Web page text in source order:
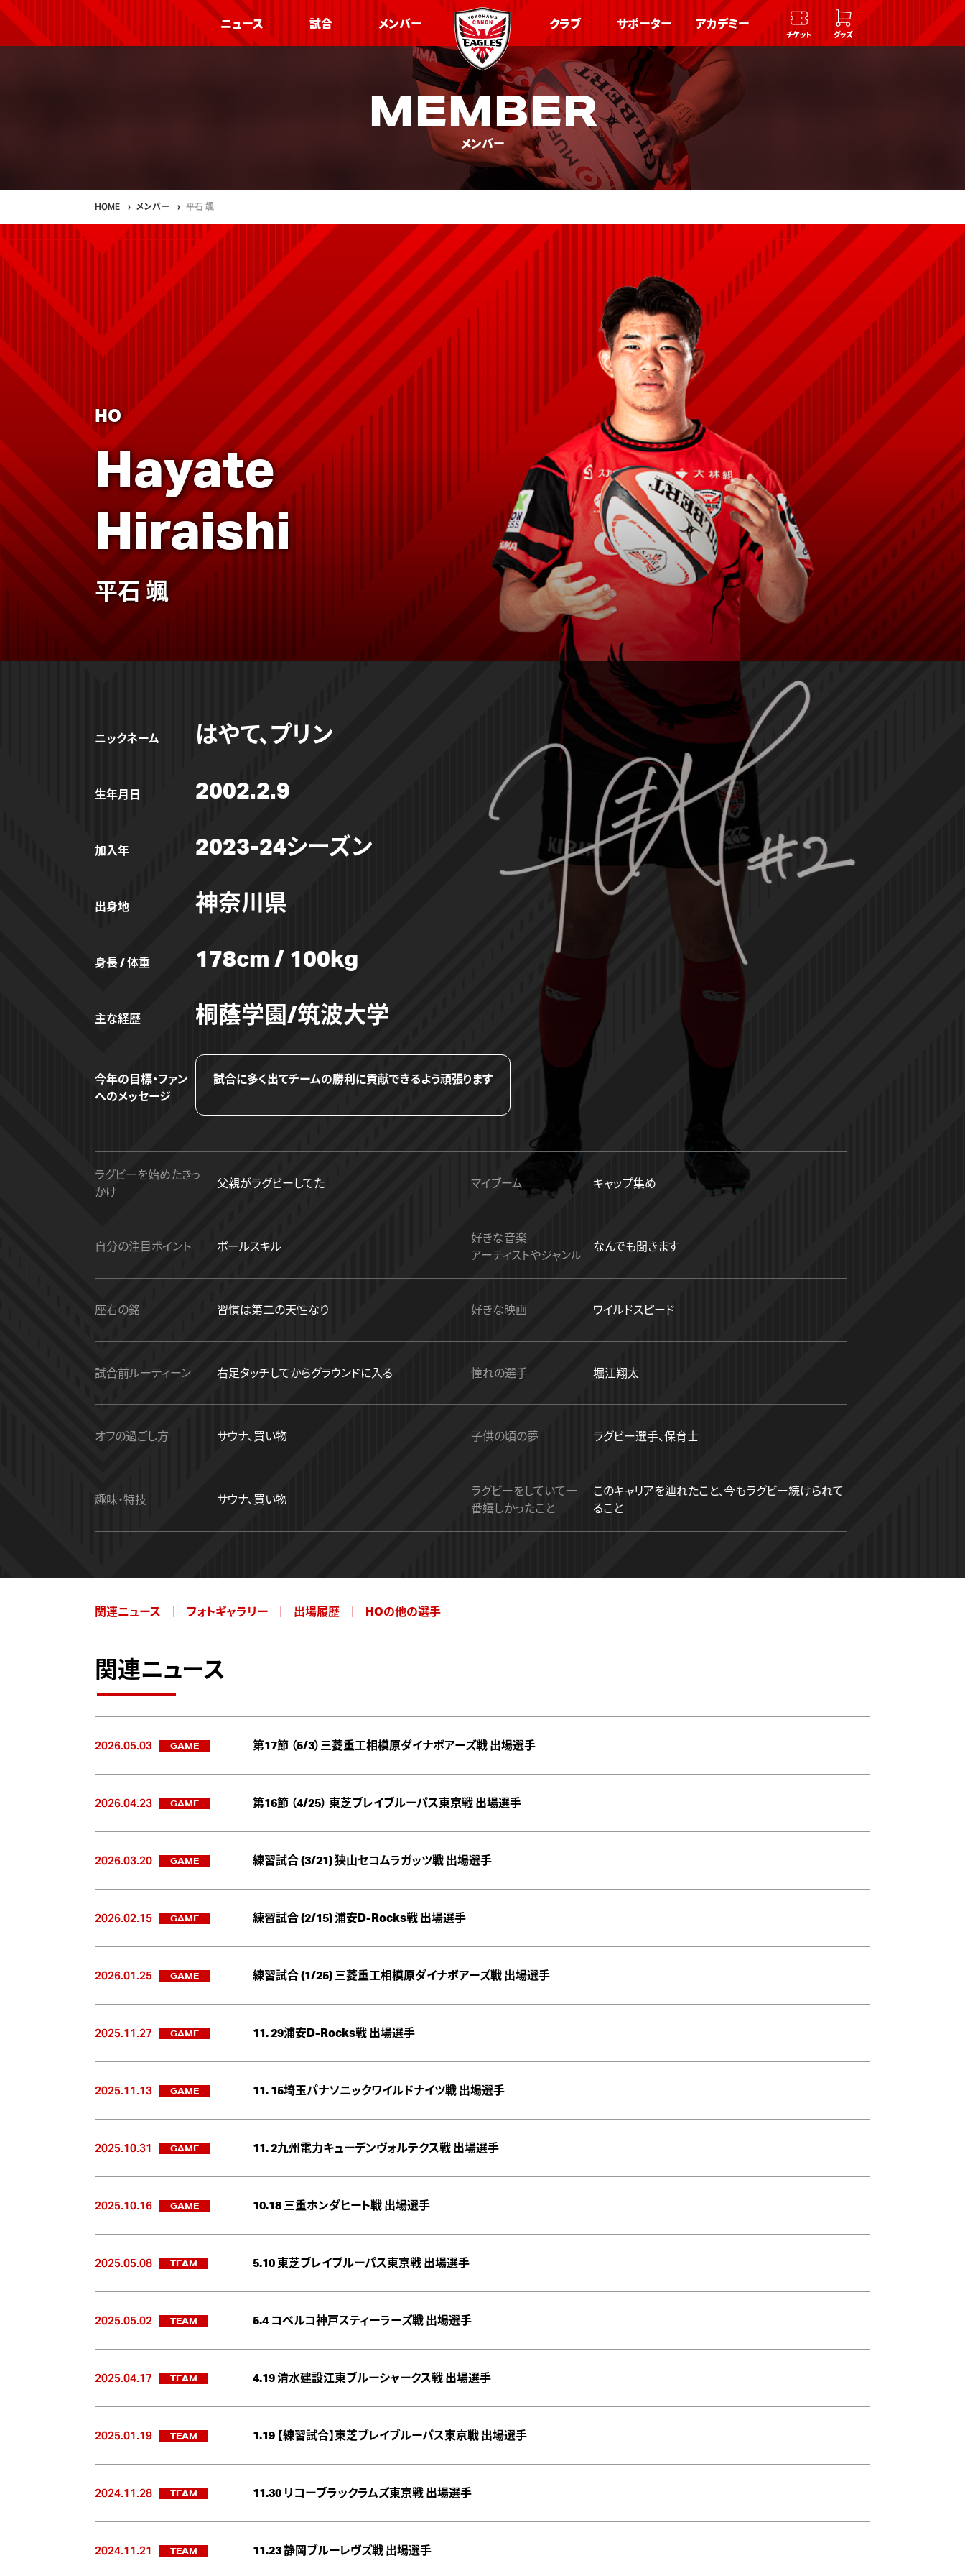
ニュース 試合 メンバー クラブ サポーター アカデミー
チケット グッズ
MEMBER
メンバー
HOME メンバー 平石 颯
HO
Hayate
Hiraishi
平石 颯
ニックネーム はやて、プリン
生年月日 2002.2.9
加入年 2023-24シーズン
出身地 神奈川県
身長 / 体重 178cm / 100kg
主な経歴 桐蔭学園/筑波大学
今年の目標・ファン
へのメッセージ
試合に多く出てチームの勝利に貢献できるよう頑張ります
ラグビーを始めたきっ
かけ
父親がラグビーしてた
自分の注目ポイント ボールスキル
座右の銘 習慣は第二の天性なり
試合前ルーティーン 右足タッチしてからグラウンドに入る
オフの過ごし方 サウナ、買い物
趣味・特技 サウナ、買い物
マイブーム キャップ集め
好きな音楽
アーティストやジャンル
なんでも聞きます
好きな映画 ワイルドスピード
憧れの選手 堀江翔太
子供の頃の夢 ラグビー選手、保育士
ラグビーをしていて一
番嬉しかったこと
このキャリアを辿れたこと、今もラグビー続けられて
ること
関連ニュース フォトギャラリー 出場履歴 HOの他の選手
関連ニュース
2026.05.03 GAME 第17節 （5/3）三菱重工相模原ダイナボアーズ戦 出場選手
2026.04.23 GAME 第16節 （4/25） 東芝ブレイブルーパス東京戦 出場選手
2026.03.20 GAME 練習試合 (3/21) 狭山セコムラガッツ戦 出場選手
2026.02.15 GAME 練習試合 (2/15) 浦安D-Rocks戦 出場選手
2026.01.25 GAME 練習試合 (1/25) 三菱重工相模原ダイナボアーズ戦 出場選手
2025.11.27 GAME 11. 29浦安D-Rocks戦 出場選手
2025.11.13 GAME 11. 15埼玉パナソニックワイルドナイツ戦 出場選手
2025.10.31 GAME 11. 2九州電力キューデンヴォルテクス戦 出場選手
2025.10.16 GAME 10.18 三重ホンダヒート戦 出場選手
2025.05.08 TEAM 5.10 東芝ブレイブルーパス東京戦 出場選手
2025.05.02 TEAM 5.4 コベルコ神戸スティーラーズ戦 出場選手
2025.04.17 TEAM 4.19 清水建設江東ブルーシャークス戦 出場選手
2025.01.19 TEAM 1.19 【練習試合】東芝ブレイブルーパス東京戦 出場選手
2024.11.28 TEAM 11.30 リコーブラックラムズ東京戦 出場選手
2024.11.21 TEAM 11.23 静岡ブルーレヴズ戦 出場選手